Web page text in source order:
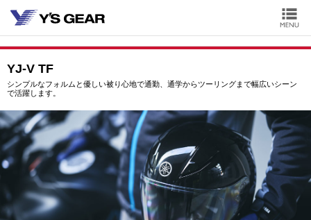
YJ-V TF
シンプルなフォルムと優しい被り心地で通勤、通学からツーリングまで幅広いシーン
で活躍します。